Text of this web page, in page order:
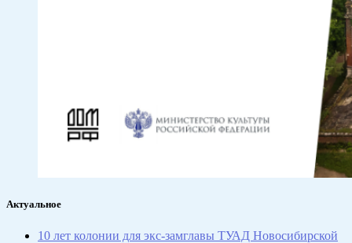
Актуальное
10 лет колонии для экс-замглавы ТУАД Новосибирской